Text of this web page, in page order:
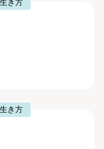
生き方
生き方